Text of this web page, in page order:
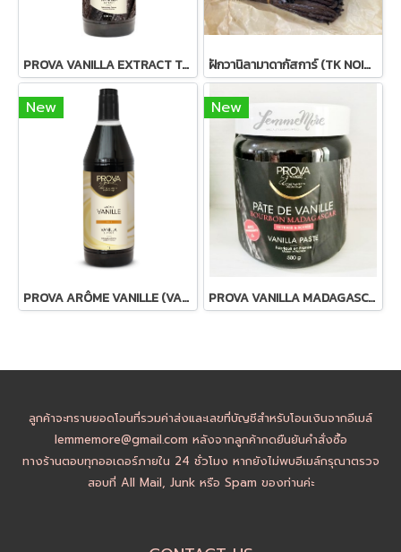
PROVA VANILLA EXTRACT TAHITENSIS 500ml. ฝักวานิลามาดากัสการ์ (TK NOIR) Madagascar Bourbon Planifolia Gourmet Vanilla Pods
New
PROVA ARÔME VANILLE (VANILLA FLAVOUR DOUX) 1Liter
New
PROVA VANILLA MADAGASCAR PASTE
ลูกค้าจะทราบยอดโอนที่รวมค่าส่งและเลขที่บัญชีสำหรับโอนเงินจากอีเมล์
lemmemore@gmail.com หลังจากลูกค้ากดยืนยันคำสั่งซื้อ
ทางร้านตอบทุกออเดอร์ภายใน 24 ชั่วโมง หากยังไม่พบอีเมล์กรุณาตรวจ
สอบที่ All Mail, Junk หรือ Spam ของท่านค่ะ